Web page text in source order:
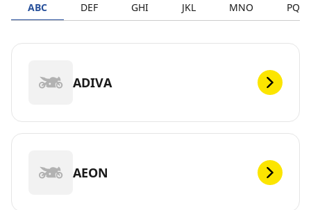
ABC DEF GHI JKL MNO PQRS
ADIVA
AEON